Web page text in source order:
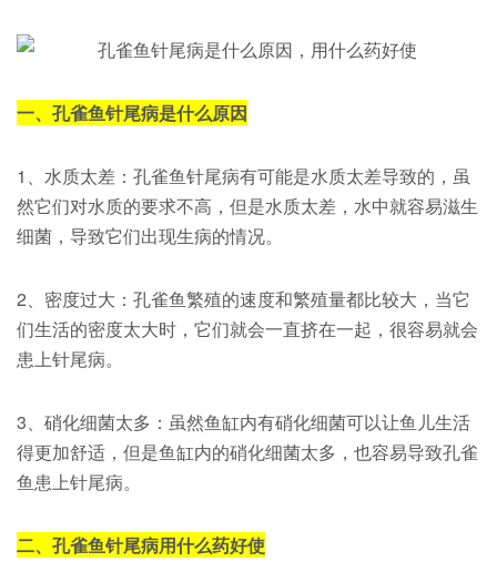
一、孔雀鱼针尾病是什么原因
1、水质太差：孔雀鱼针尾病有可能是水质太差导致的，虽
然它们对水质的要求不高，但是水质太差，水中就容易滋生
细菌，导致它们出现生病的情况。
2、密度过大：孔雀鱼繁殖的速度和繁殖量都比较大，当它
们生活的密度太大时，它们就会一直挤在一起，很容易就会
患上针尾病。
3、硝化细菌太多：虽然鱼缸内有硝化细菌可以让鱼儿生活
得更加舒适，但是鱼缸内的硝化细菌太多，也容易导致孔雀
鱼患上针尾病。
二、孔雀鱼针尾病用什么药好使